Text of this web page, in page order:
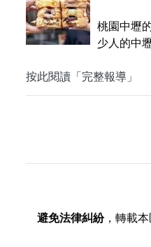
桃園中壢
少人的中
按此閱讀「完整報導」
避免法律糾紛，轉載